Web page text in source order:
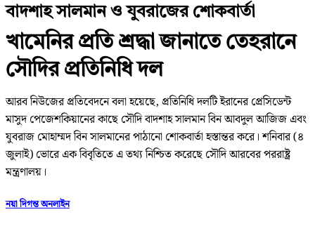
বাদশাহ সালমান ও যুবরাজের শোকবার্তা
খামেনির প্রতি শ্রদ্ধা জানাতে তেহরানে
সৌদির প্রতিনিধি দল
আরব নিউজের প্রতিবেদনে বলা হয়েছে, প্রতিনিধি দলটি ইরানের প্রেসিডেন্ট
মাসুদ পেজেশকিয়ানের কাছে সৌদি বাদশাহ সালমান বিন আবদুল আজিজ এবং
যুবরাজ মোহাম্মদ বিন সালমানের পাঠানো শোকবার্তা হস্তান্তর করে। শনিবার (৪
জুলাই) ভোরে এক বিবৃতিতে এ তথ্য নিশ্চিত করেছে সৌদি আরবের পররাষ্ট্র
মন্ত্রণালয়।
নয়া দিগন্ত অনলাইন